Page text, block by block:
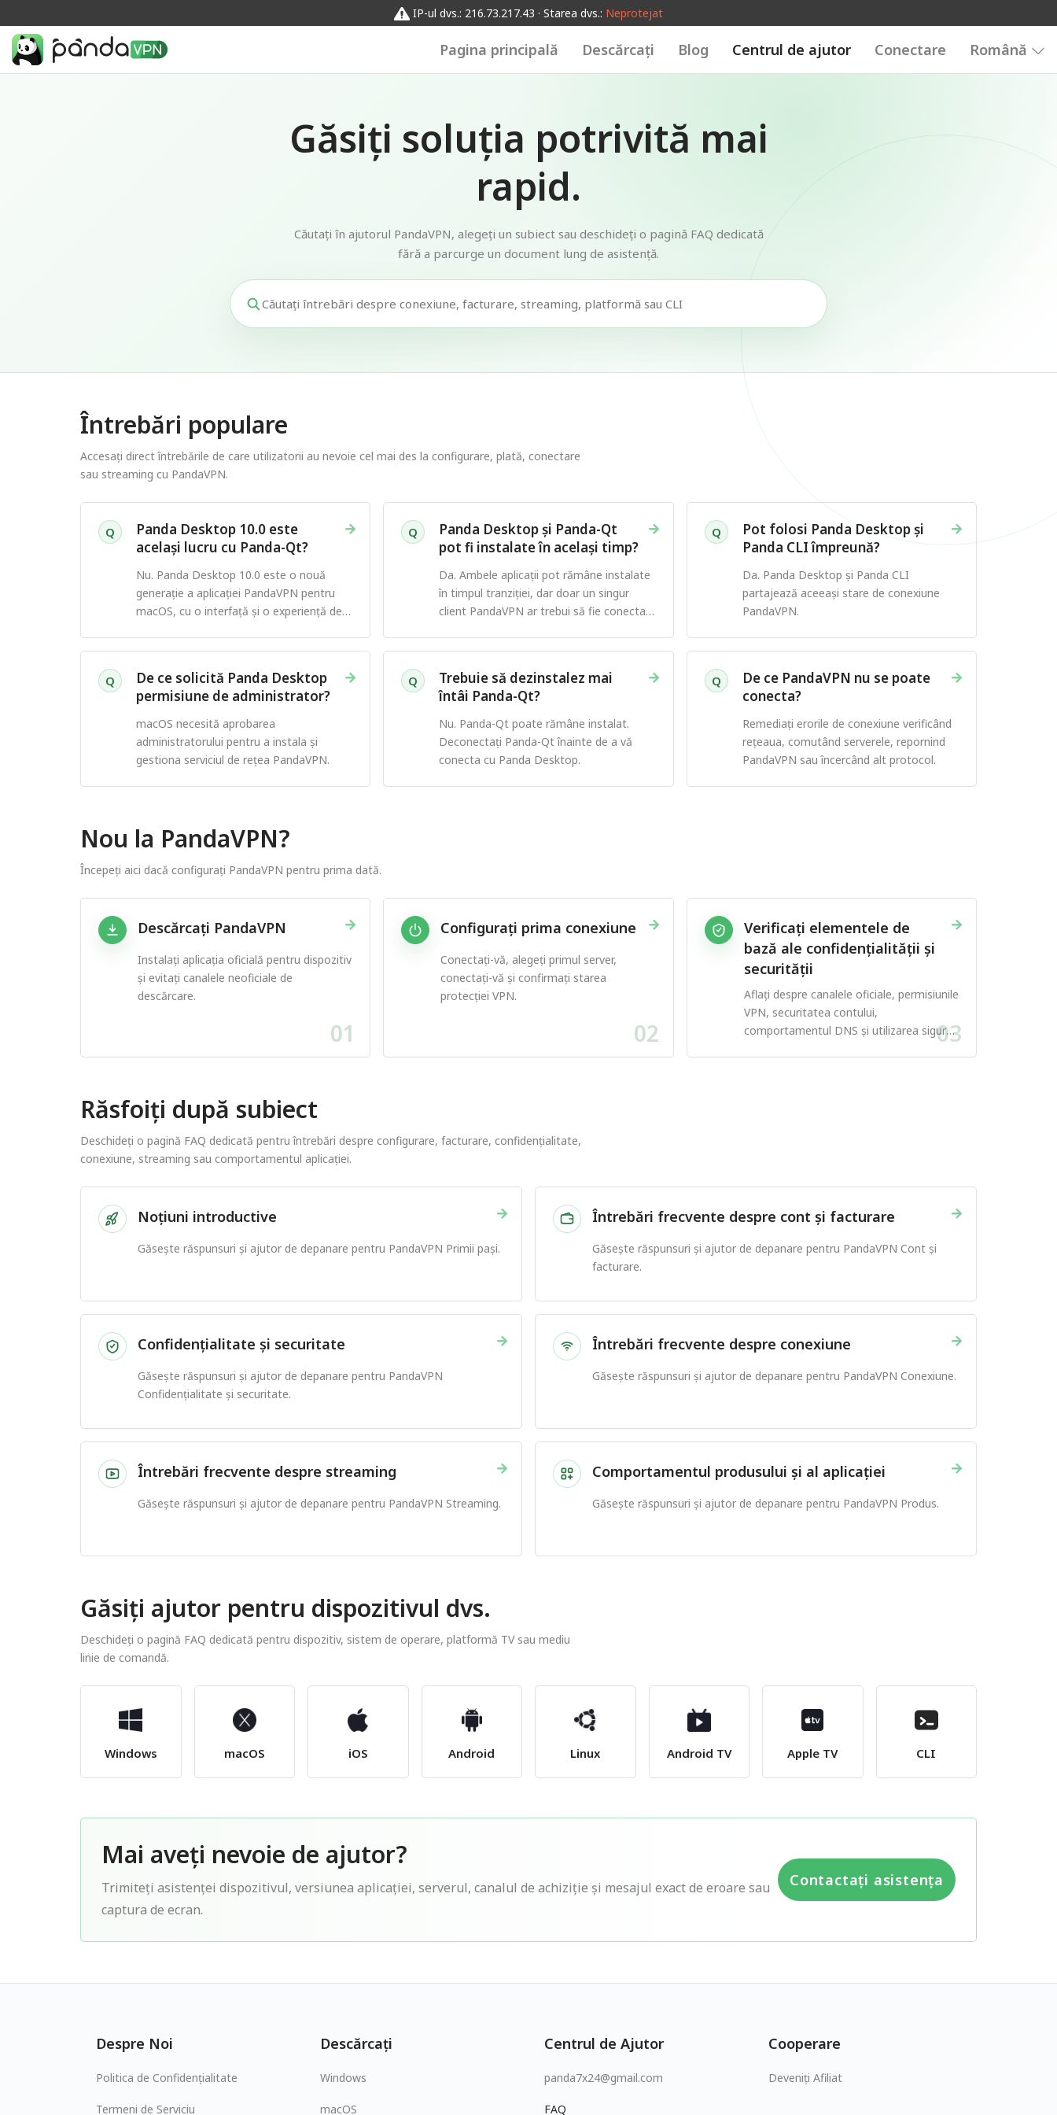
IP-ul dvs.: 216.73.217.43 · Starea dvs.: Neprotejat
Pagina principală Descărcați Blog Centrul de ajutor Conectare Română
Găsiți soluția potrivită mai
rapid.
Căutați în ajutorul PandaVPN, alegeți un subiect sau deschideți o pagină FAQ dedicată
fără a parcurge un document lung de asistență.
Întrebări populare
Accesați direct întrebările de care utilizatorii au nevoie cel mai des la configurare, plată, conectare
sau streaming cu PandaVPN.
Q →
Panda Desktop 10.0 este
același lucru cu Panda-Qt?
Nu. Panda Desktop 10.0 este o nouă
generație a aplicației PandaVPN pentru
macOS, cu o interfață și o experiență de
Q →
Panda Desktop și Panda-Qt
pot fi instalate în același timp?
Da. Ambele aplicații pot rămâne instalate
în timpul tranziției, dar doar un singur
client PandaVPN ar trebui să fie conectat
Q →
Pot folosi Panda Desktop și
Panda CLI împreună?
Da. Panda Desktop și Panda CLI
partajează aceeași stare de conexiune
PandaVPN.
Q →
De ce solicită Panda Desktop
permisiune de administrator?
macOS necesită aprobarea
administratorului pentru a instala și
gestiona serviciul de rețea PandaVPN.
Q →
Trebuie să dezinstalez mai
întâi Panda-Qt?
Nu. Panda-Qt poate rămâne instalat.
Deconectați Panda-Qt înainte de a vă
conecta cu Panda Desktop.
Q →
De ce PandaVPN nu se poate
conecta?
Remediați erorile de conexiune verificând
rețeaua, comutând serverele, repornind
PandaVPN sau încercând alt protocol.
Nou la PandaVPN?
Începeți aici dacă configurați PandaVPN pentru prima dată.
→
Descărcați PandaVPN
Instalați aplicația oficială pentru dispozitiv
și evitați canalele neoficiale de
descărcare.
01
→
Configurați prima conexiune
Conectați-vă, alegeți primul server,
conectați-vă și confirmați starea
protecției VPN.
02
→
Verificați elementele de
bază ale confidențialității și
securității
Aflați despre canalele oficiale, permisiunile
VPN, securitatea contului,
comportamentul DNS și utilizarea sigură
03
Răsfoiți după subiect
Deschideți o pagină FAQ dedicată pentru întrebări despre configurare, facturare, confidențialitate,
conexiune, streaming sau comportamentul aplicației.
→
Noțiuni introductive
Găsește răspunsuri și ajutor de depanare pentru PandaVPN Primii pași.
→
Întrebări frecvente despre cont și facturare
Găsește răspunsuri și ajutor de depanare pentru PandaVPN Cont și
facturare.
→
Confidențialitate și securitate
Găsește răspunsuri și ajutor de depanare pentru PandaVPN
Confidențialitate și securitate.
→
Întrebări frecvente despre conexiune
Găsește răspunsuri și ajutor de depanare pentru PandaVPN Conexiune.
→
Întrebări frecvente despre streaming
Găsește răspunsuri și ajutor de depanare pentru PandaVPN Streaming.
→
Comportamentul produsului și al aplicației
Găsește răspunsuri și ajutor de depanare pentru PandaVPN Produs.
Găsiți ajutor pentru dispozitivul dvs.
Deschideți o pagină FAQ dedicată pentru dispozitiv, sistem de operare, platformă TV sau mediu
linie de comandă.
Windows macOS iOS Android Linux Android TV Apple TV CLI
Mai aveți nevoie de ajutor?
Trimiteți asistenței dispozitivul, versiunea aplicației, serverul, canalul de achiziție și mesajul exact de eroare sau
captura de ecran.
Contactați asistența
Despre Noi
Politica de Confidențialitate
Termeni de Serviciu
Descărcați
Windows
macOS
Centrul de Ajutor
panda7x24@gmail.com
FAQ
Cooperare
Deveniți Afiliat